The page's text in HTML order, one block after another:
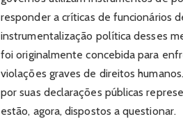
responder a críticas de funcionários
instrumentalização política desses
foi originalmente concebida para
violações graves de direitos
por suas declarações públicas
estão, agora, dispostos a questionar.